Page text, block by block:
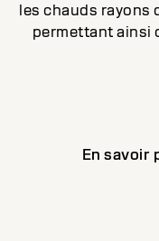
les chauds rayons
permettant ainsi
En savoir